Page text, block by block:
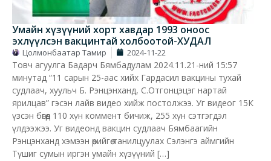
Умайн хүзүүний хорт хавдар 1993 оноос
эхлүүлсэн вакцинтай холбоотой-ХУДАЛ
Цолмонбаатар Тамир 2024-11-22
Товч агуулга Бадарч Бямбадулам 2024.11.21-ний 15:57
минутад “11 сарын 25-аас хийх Гардасил вакцины тухай
судлаач, хуульч Б. Рэнцэнханд, С.Отгонцэцэг нартай
ярилцав” гэсэн лайв видео хийж постолжээ. Уг видеог 15К
үзсэн бөгөөд 110 хүн коммент бичиж, 255 хүн сэтгэгдэл
үлдээжээ. Уг видеонд вакцин судлаач Бямбаагийн
Рэнцэнханд хэмээн өөрийгөө танилцуулах Сэлэнгэ аймгийн
Түшиг сумын иргэн умайн хүзүүний […]